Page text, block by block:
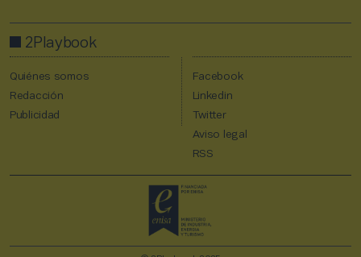
2Playbook
Quiénes somos
Redacción
Publicidad
Facebook
Linkedin
Twitter
Aviso legal
RSS